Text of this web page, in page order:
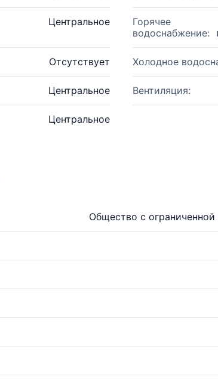
Центральное
Горячее
водоснабжение:
Отсутствует Холодное
Центральное Вентиляция:
Центральное
Общество с